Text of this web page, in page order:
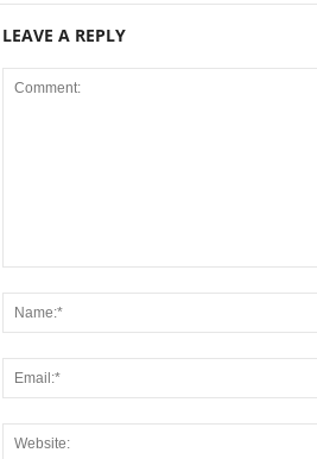
LEAVE A REPLY